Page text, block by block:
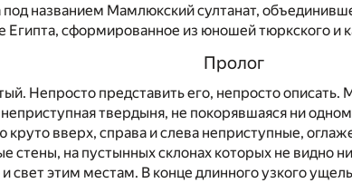
под названием Мамлюкский султанат,
сформированное из юношей тюркского и
Пролог
Непросто представить его, непросто описать.
твердыня, не покорявшаяся ни
вверх, справа и слева неприступные,
стены, на пустынных склонах которых не видно
свет этим местам. В конце длинного узкого